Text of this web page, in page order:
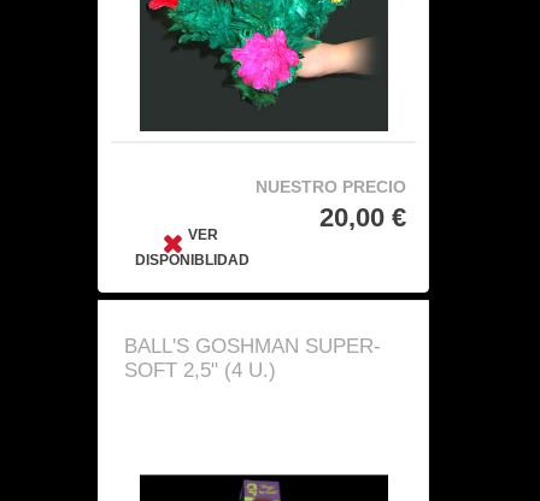
NUESTRO PRECIO
20,00 €
VER
DISPONIBLIDAD
BALL'S GOSHMAN SUPER-
SOFT 2,5" (4 U.)